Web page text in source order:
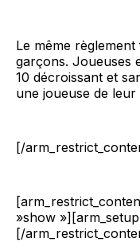
Le même
garçons. Joueuses
10 décroissant et
une joueuse de leur
[/
»show
[/